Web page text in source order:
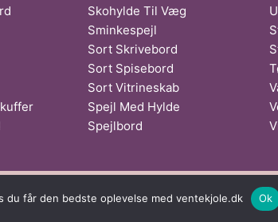
Skohylde Til Væg
Sminkespejl
Sort Skrivebord
Sort Spisebord
Sort Vitrineskab
Spejl Med Hylde
Spejlbord
| The Meydan Hotel, Grandstand, 6th floor, Nad Al
2026 Ventekjole | All rights reserved
du får den bedste oplevelse med ventekjole.dk Ok